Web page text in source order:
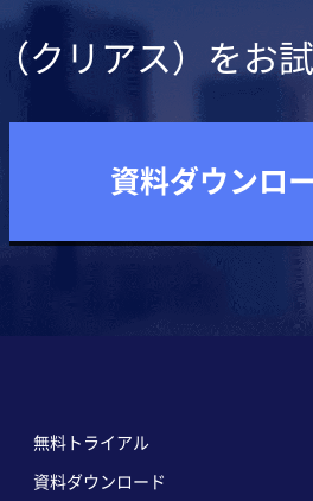
クリアス）をお
資料ダウンロ
無料トライアル
資料ダウンロード